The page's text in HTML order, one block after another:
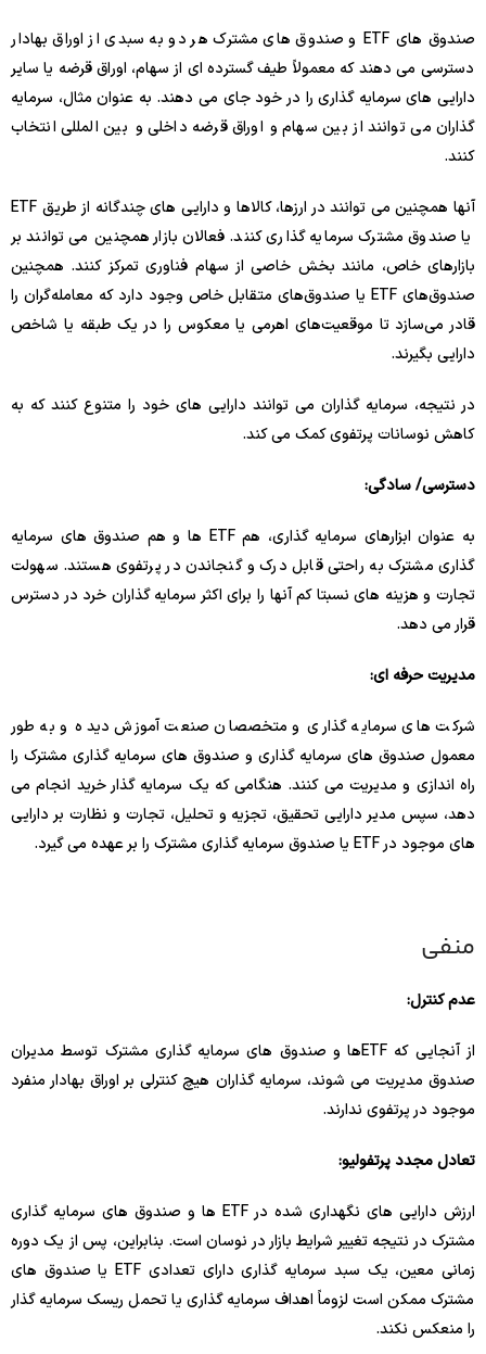
صندوق های ETF و صندوق های مشترک هر دو به سبدی از اوراق بهادار
دسترسی می دهند که معمولاً طیف گسترده ای از سهام، اوراق قرضه یا سایر
دارایی های سرمایه گذاری را در خود جای می دهند. به عنوان مثال، سرمایه
گذاران می توانند از بین سهام و اوراق قرضه داخلی و بین المللی انتخاب
کنند.
آنها همچنین می توانند در ارزها، کالاها و دارایی های چندگانه از طریق ETF
یا صندوق مشترک سرمایه گذاری کنند. فعالان بازار همچنین می توانند بر
بازارهای خاص، مانند بخش خاصی از سهام فناوری تمرکز کنند. همچنین
صندوق‌های ETF یا صندوق‌های متقابل خاص وجود دارد که معامله‌گران را
قادر می‌سازد تا موقعیت‌های اهرمی یا معکوس را در یک طبقه یا شاخص
دارایی بگیرند.
در نتیجه، سرمایه گذاران می توانند دارایی های خود را متنوع کنند که به
کاهش نوسانات پرتفوی کمک می کند.
دسترسی/ سادگی:
به عنوان ابزارهای سرمایه گذاری، هم ETF ها و هم صندوق های سرمایه
گذاری مشترک به راحتی قابل درک و گنجاندن در پرتفوی هستند. سهولت
تجارت و هزینه های نسبتا کم آنها را برای اکثر سرمایه گذاران خرد در دسترس
قرار می دهد.
مدیریت حرفه ای:
شرکت های سرمایه گذاری و متخصصان صنعت آموزش دیده و به طور
معمول صندوق های سرمایه گذاری و صندوق های سرمایه گذاری مشترک را
راه اندازی و مدیریت می کنند. هنگامی که یک سرمایه گذار خرید انجام می
دهد، سپس مدیر دارایی تحقیق، تجزیه و تحلیل، تجارت و نظارت بر دارایی
های موجود در ETF یا صندوق سرمایه گذاری مشترک را بر عهده می گیرد.
منفی
عدم کنترل:
از آنجایی که ETFها و صندوق های سرمایه گذاری مشترک توسط مدیران
صندوق مدیریت می شوند، سرمایه گذاران هیچ کنترلی بر اوراق بهادار منفرد
موجود در پرتفوی ندارند.
تعادل مجدد پرتفولیو:
ارزش دارایی های نگهداری شده در ETF ها و صندوق های سرمایه گذاری
مشترک در نتیجه تغییر شرایط بازار در نوسان است. بنابراین، پس از یک دوره
زمانی معین، یک سبد سرمایه گذاری دارای تعدادی ETF یا صندوق های
مشترک ممکن است لزوماً اهداف سرمایه گذاری یا تحمل ریسک سرمایه گذار
را منعکس نکند.